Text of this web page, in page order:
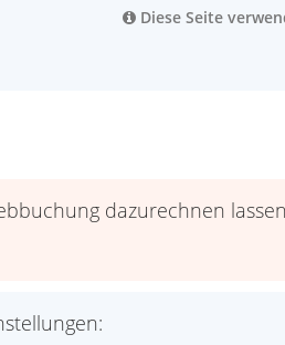
Diese Seite
dazurechnen